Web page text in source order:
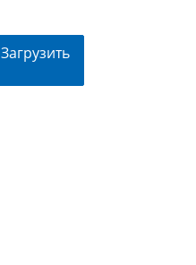
Загрузить